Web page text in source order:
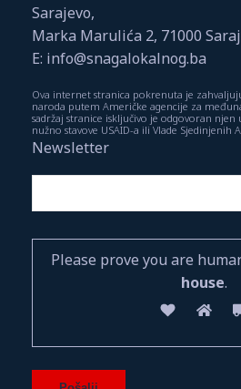
Sarajevo,
Marka Marulića 2, 71000
E: info@snagalokalnog.ba
Ova internet stranica pokrenuta je
naroda putem Američke agencije za
sadržaj stranice isključivo je odgovoran njen
nužno stavove USAID-a ili Vlade Sjedinjenih
Newsletter
Please prove you are
house.